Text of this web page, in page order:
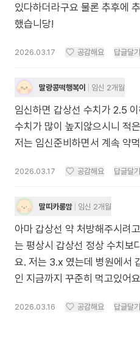
있다하더라구요 물론 추후에
했습니당!
2026.03.17 공감해요 답글달기
말랑콩떡행복이 임신 2개월
임신하면 갑상선 수치가 2.5
수치가 많이 높지않으시니 적
저는 임신준비하면서 계속 약
2026.03.17 공감해요 답글달기
말띠카롱맘 임신 2개월
아마 갑상선 약 처방해주시려
는 평상시 갑상선 정상 수치보
요. 저는 3.x 였는데 병원에서
인 지금까지 꾸준히 먹고있어
2026.03.16 공감해요 답글달기